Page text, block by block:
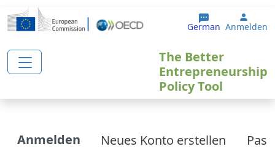
Direkt zum Inhalt
German User
Anmelden
The Better
Entrepreneurship
Policy Tool
Primary tabs
Anmelden Neues Konto erstellen